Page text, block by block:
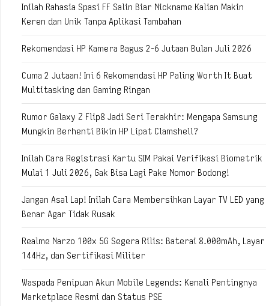
Inilah Rahasia Spasi FF Salin Biar Nickname Kalian Makin
Keren dan Unik Tanpa Aplikasi Tambahan
Rekomendasi HP Kamera Bagus 2-6 Jutaan Bulan Juli 2026
Cuma 2 Jutaan! Ini 6 Rekomendasi HP Paling Worth It Buat
Multitasking dan Gaming Ringan
Rumor Galaxy Z Flip8 Jadi Seri Terakhir: Mengapa Samsung
Mungkin Berhenti Bikin HP Lipat Clamshell?
Inilah Cara Registrasi Kartu SIM Pakai Verifikasi Biometrik
Mulai 1 Juli 2026, Gak Bisa Lagi Pake Nomor Bodong!
Jangan Asal Lap! Inilah Cara Membersihkan Layar TV LED yang
Benar Agar Tidak Rusak
Realme Narzo 100x 5G Segera Rilis: Baterai 8.000mAh, Layar
144Hz, dan Sertifikasi Militer
Waspada Penipuan Akun Mobile Legends: Kenali Pentingnya
Marketplace Resmi dan Status PSE